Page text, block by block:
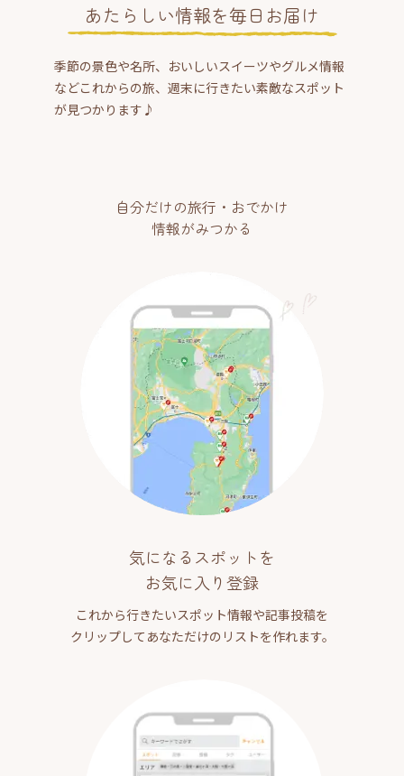
あたらしい情報を毎日お届け
季節の景色や名所、おいしいスイーツやグルメ情報
などこれからの旅、週末に行きたい素敵なスポット
が見つかります♪
自分だけの旅行・おでかけ
情報がみつかる
気になるスポットを
お気に入り登録
これから行きたいスポット情報や記事投稿を
クリップしてあなただけのリストを作れます。